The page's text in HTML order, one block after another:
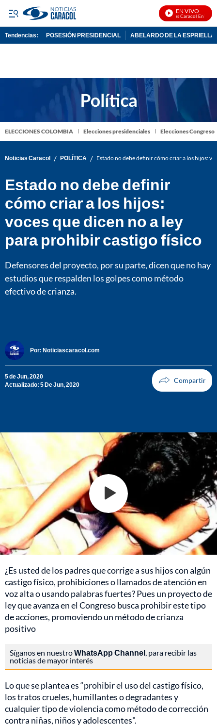
EN VIVO
Noticias Caracol En Vivo
Tendencias: POSESIÓN PRESIDENCIAL ABELARDO DE LA ESPRIELLA
ELECCIONES COLOMBIA Elecciones presidenciales Elecciones Congreso
Noticias Caracol / POLÍTICA / Estado no debe definir cómo criar a los hijos:
Estado no debe definir
cómo criar a los hijos:
voces que dicen no a ley
para prohibir castigo físico
Defensores del proyecto, por su parte, dicen que no hay
estudios que respalden los golpes como método
efectivo de crianza.
Por: Noticiascaracol.com
5 de Jun, 2020
Actualizado: 5 De Jun, 2020
¿Es usted de los padres que corrige a sus hijos con algún
castigo físico, prohibiciones o llamados de atención en
voz alta o usando palabras fuertes? Pues un proyecto de
ley que avanza en el Congreso busca prohibir este tipo
de acciones, promoviendo un método de crianza
positivo
Síganos en nuestroWhatsApp Channel , para recibir las
noticias de mayor interés
Lo que se plantea es “prohibir el uso del castigo físico,
los tratos crueles, humillantes o degradantes y
cualquier tipo de violencia como método de corrección
contra niñas, niños y adolescentes".